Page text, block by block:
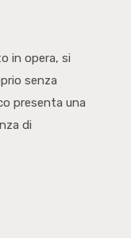
in opera, si
senza
presenta una
di